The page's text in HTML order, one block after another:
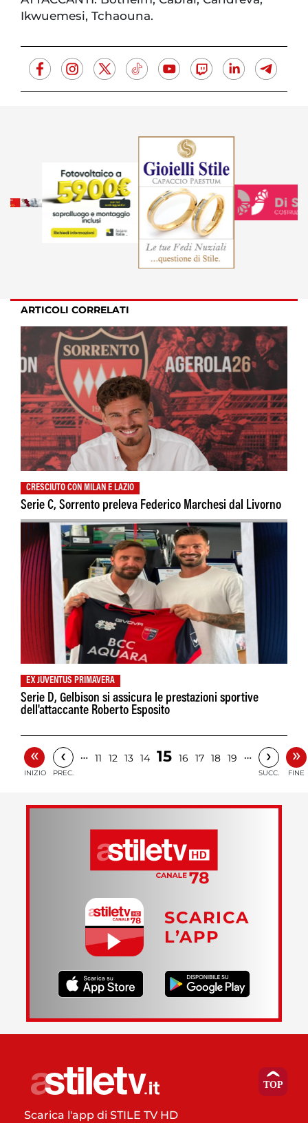
Ikwuemesi, Tchaouna.
ARTICOLI CORRELATI
CRESCIUTO CON MILAN E LAZIO
Serie C, Sorrento preleva Federico Marchesi dal Livorno
EX JUVENTUS PRIMAVERA
Serie D, Gelbison si assicura le prestazioni sportive
dell'attaccante Roberto Esposito
«
INIZIO
‹
PREC.
… 11 12 13 14 15 16 17 18 19 … ›
SUCC.
»
FINE
SCARICA
L’APP
Scarica l'app di STILE TV HD